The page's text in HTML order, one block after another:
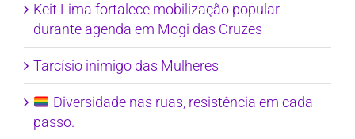
Keit Lima fortalece mobilização popular
durante agenda em Mogi das Cruzes
Tarcísio inimigo das Mulheres
Diversidade nas ruas, resistência em cada
passo.